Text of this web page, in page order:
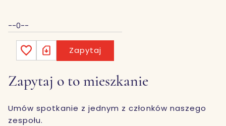
--0--
Zapytaj
Zapytaj o to mieszkanie
Umów spotkanie z jednym z członków naszego
zespołu.